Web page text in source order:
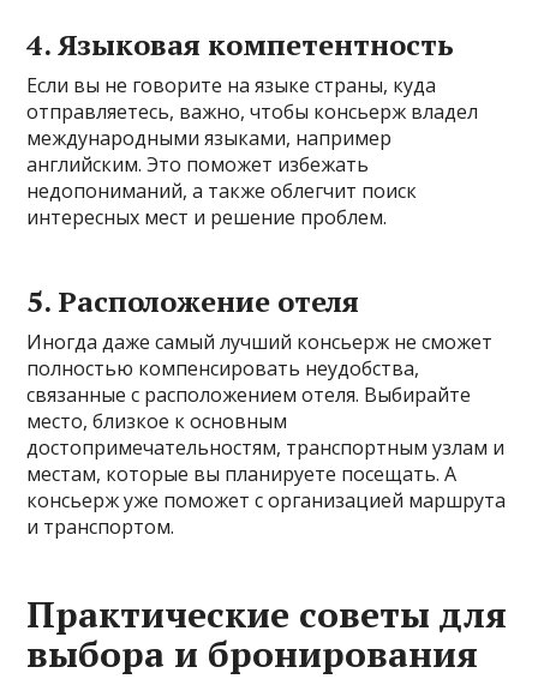
4. Языковая компетентность
Если вы не говорите на языке страны, куда
отправляетесь, важно, чтобы консьерж владел
международными языками, например
английским. Это поможет избежать
недопониманий, а также облегчит поиск
интересных мест и решение проблем.
5. Расположение отеля
Иногда даже самый лучший консьерж не сможет
полностью компенсировать неудобства,
связанные с расположением отеля. Выбирайте
место, близкое к основным
достопримечательностям, транспортным узлам и
местам, которые вы планируете посещать. А
консьерж уже поможет с организацией маршрута
и транспортом.
Практические советы для
выбора и бронирования